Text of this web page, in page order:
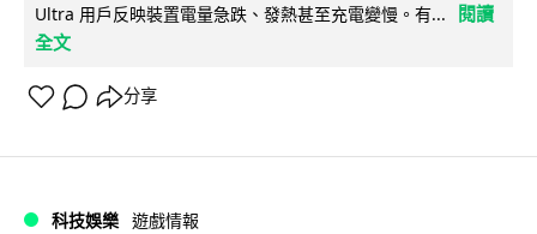
Ultra 用戶反映裝置電量急跌、發熱甚至充電變慢。有...
閱讀
全文
分享
科技娛樂 遊戲情報